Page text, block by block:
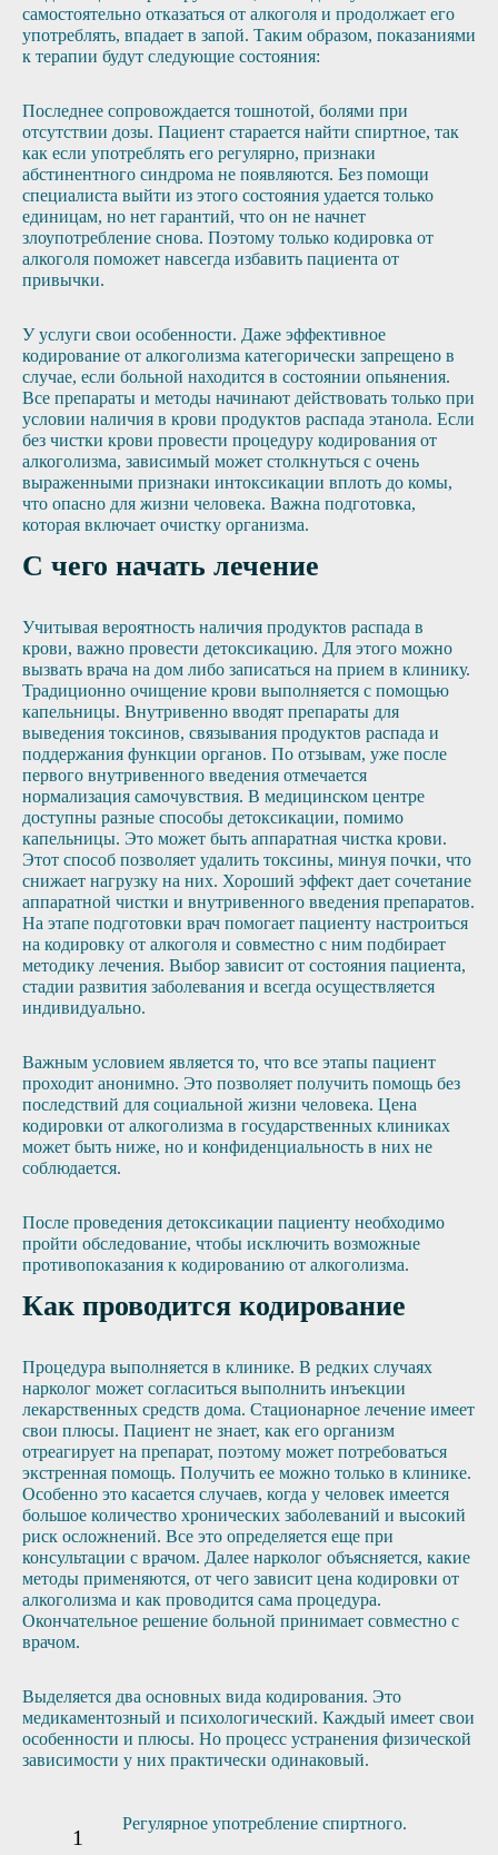
самостоятельно отказаться от алкоголя и продолжает его
употреблять, впадает в запой. Таким образом, показаниями
к терапии будут следующие состояния:
Последнее сопровождается тошнотой, болями при
отсутствии дозы. Пациент старается найти спиртное, так
как если употреблять его регулярно, признаки
абстинентного синдрома не появляются. Без помощи
специалиста выйти из этого состояния удается только
единицам, но нет гарантий, что он не начнет
злоупотребление снова. Поэтому только кодировка от
алкоголя поможет навсегда избавить пациента от
привычки.
У услуги свои особенности. Даже эффективное
кодирование от алкоголизма категорически запрещено в
случае, если больной находится в состоянии опьянения.
Все препараты и методы начинают действовать только при
условии наличия в крови продуктов распада этанола. Если
без чистки крови провести процедуру кодирования от
алкоголизма, зависимый может столкнуться с очень
выраженными признаки интоксикации вплоть до комы,
что опасно для жизни человека. Важна подготовка,
которая включает очистку организма.
С чего начать лечение
Учитывая вероятность наличия продуктов распада в
крови, важно провести детоксикацию. Для этого можно
вызвать врача на дом либо записаться на прием в клинику.
Традиционно очищение крови выполняется с помощью
капельницы. Внутривенно вводят препараты для
выведения токсинов, связывания продуктов распада и
поддержания функции органов. По отзывам, уже после
первого внутривенного введения отмечается
нормализация самочувствия. В медицинском центре
доступны разные способы детоксикации, помимо
капельницы. Это может быть аппаратная чистка крови.
Этот способ позволяет удалить токсины, минуя почки, что
снижает нагрузку на них. Хороший эффект дает сочетание
аппаратной чистки и внутривенного введения препаратов.
На этапе подготовки врач помогает пациенту настроиться
на кодировку от алкоголя и совместно с ним подбирает
методику лечения. Выбор зависит от состояния пациента,
стадии развития заболевания и всегда осуществляется
индивидуально.
Важным условием является то, что все этапы пациент
проходит анонимно. Это позволяет получить помощь без
последствий для социальной жизни человека. Цена
кодировки от алкоголизма в государственных клиниках
может быть ниже, но и конфиденциальность в них не
соблюдается.
После проведения детоксикации пациенту необходимо
пройти обследование, чтобы исключить возможные
противопоказания к кодированию от алкоголизма.
Как проводится кодирование
Процедура выполняется в клинике. В редких случаях
нарколог может согласиться выполнить инъекции
лекарственных средств дома. Стационарное лечение имеет
свои плюсы. Пациент не знает, как его организм
отреагирует на препарат, поэтому может потребоваться
экстренная помощь. Получить ее можно только в клинике.
Особенно это касается случаев, когда у человек имеется
большое количество хронических заболеваний и высокий
риск осложнений. Все это определяется еще при
консультации с врачом. Далее нарколог объясняется, какие
методы применяются, от чего зависит цена кодировки от
алкоголизма и как проводится сама процедура.
Окончательное решение больной принимает совместно с
врачом.
Выделяется два основных вида кодирования. Это
медикаментозный и психологический. Каждый имеет свои
особенности и плюсы. Но процесс устранения физической
зависимости у них практически одинаковый.
Регулярное употребление спиртного.